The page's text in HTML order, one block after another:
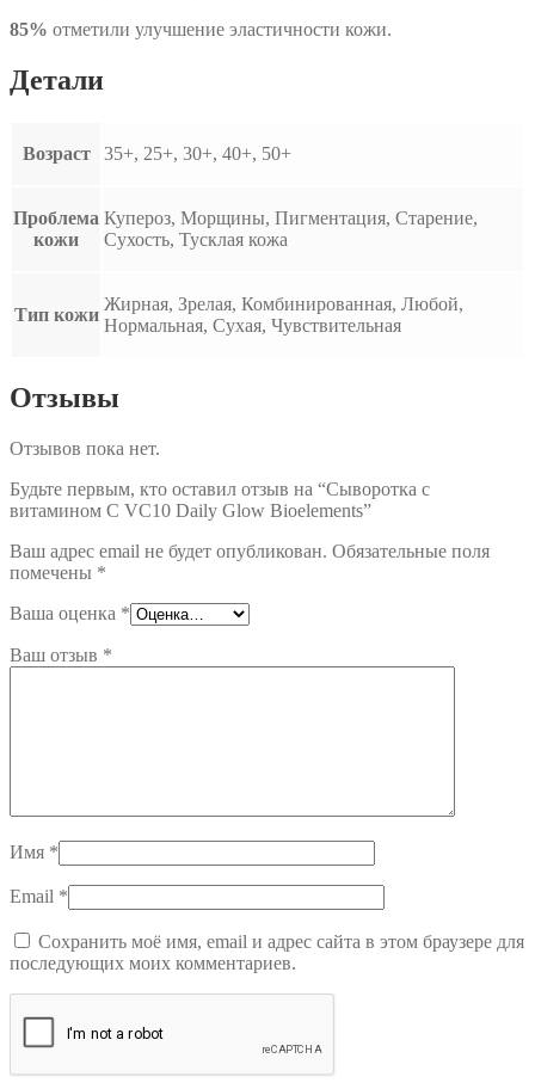
85% отметили улучшение эластичности кожи.
Детали
Возраст 35+, 25+, 30+, 40+, 50+
Проблема
кожи
Купероз, Морщины, Пигментация, Старение,
Сухость, Тусклая кожа
Тип кожи
Жирная, Зрелая, Комбинированная, Любой,
Нормальная, Сухая, Чувствительная
Отзывы
Отзывов пока нет.
Будьте первым, кто оставил отзыв на “Сыворотка с
витамином С VC10 Daily Glow Bioelements”
Ваш адрес email не будет опубликован. Обязательные поля
помечены *
Ваша оценка *
Ваш отзыв *
Имя *
Email *
Сохранить моё имя, email и адрес сайта в этом браузере для
последующих моих комментариев.